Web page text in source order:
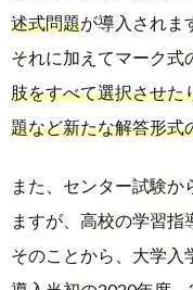
述式問題が導入されま
それに加えてマーク式
肢をすべて選択させた
題など新たな解答形式
また、センター試験か
ますが、高校の学習指
そのことから、大学入